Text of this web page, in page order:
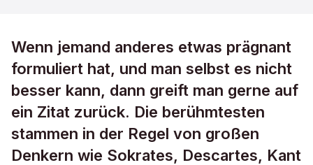
Wenn jemand anderes etwas prägnant
formuliert hat, und man selbst es nicht
besser kann, dann greift man gerne auf
ein Zitat zurück. Die berühmtesten
stammen in der Regel von großen
Denkern wie Sokrates, Descartes, Kant